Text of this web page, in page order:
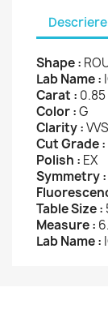
Descriere
Shape :
Lab Name :
Carat : 0.85
Color :G
Clarity :
Cut Grade :
Polish : EX
Symmetry :
Table Size :
Measure :
Lab Name :